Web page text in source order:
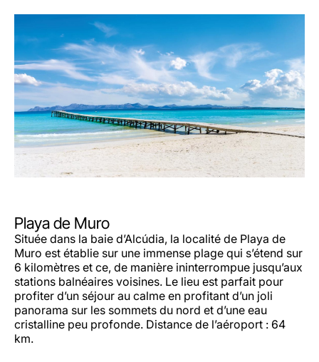
Playa de Muro
Située dans la baie d’Alcúdia, la localité de Playa de
Muro est établie sur une immense plage qui s’étend sur
6 kilomètres et ce, de manière ininterrompue jusqu’aux
stations balnéaires voisines. Le lieu est parfait pour
profiter d’un séjour au calme en profitant d’un joli
panorama sur les sommets du nord et d’une eau
cristalline peu profonde. Distance de l’aéroport : 64
km.